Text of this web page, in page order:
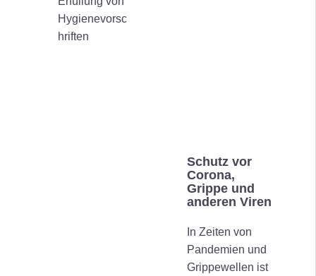
Hygienevorsc
hriften
Schutz vor
Corona,
Grippe und
anderen Viren
In Zeiten von
Pandemien und
Grippewellen ist